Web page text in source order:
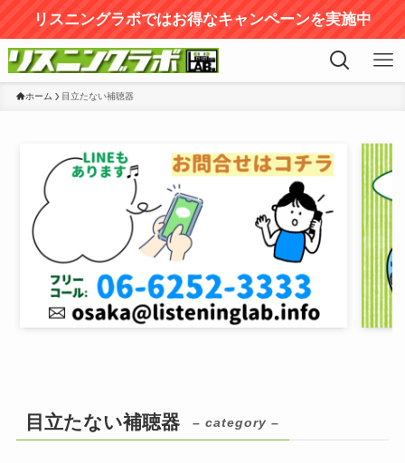
リスニングラボではお得なキャンペーンを実施中
ホーム 目立たない補聴器
目立たない補聴器 – category –